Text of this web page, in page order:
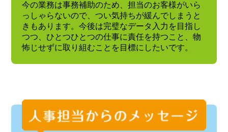
今の業務は事務補助のため、担当のお客様がいら
っしゃらないので、つい気持ちが緩んでしまうと
きもあります。今後は完璧なデータ入力を目指し
つつ、ひとつひとつの仕事に責任を持つこと、物
怖じせずに取り組むことを目標にしたいです。